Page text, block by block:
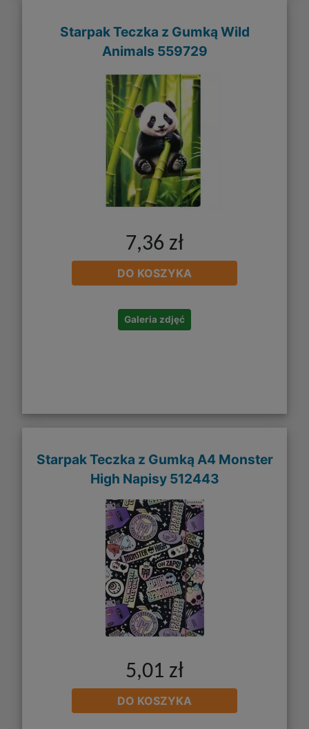
Starpak Teczka z Gumką Wild
Animals 559729
7,36 zł
DO KOSZYKA
Galeria zdjęć
Starpak Teczka z Gumką A4 Monster
High Napisy 512443
5,01 zł
DO KOSZYKA